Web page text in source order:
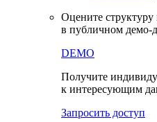
Оцените
в публичном демо-
DEMO
Получите
к интересующим
Запросить доступ